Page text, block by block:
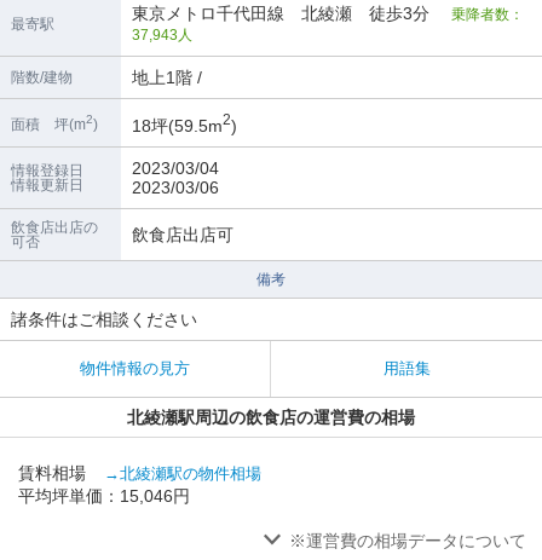
最寄駅
東京メトロ千代田線 北綾瀬 徒歩3分 乗降者数：
37,943人
階数/建物 地上1階 /
面積 坪(m2) 18坪(59.5m2)
情報登録日
情報更新日
2023/03/04
2023/03/06
飲食店出店の
可否
飲食店出店可
備考
諸条件はご相談ください
物件情報の見方 用語集
北綾瀬駅周辺の飲食店の運営費の相場
賃料相場 →北綾瀬駅の物件相場
平均坪単価：15,046円
※運営費の相場データについて